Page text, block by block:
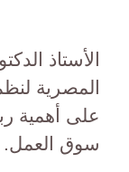
الأستاذ
المصرية
على أهمية
سوق العمل.